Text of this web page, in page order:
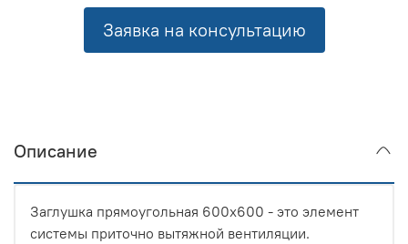
Заявка на консультацию
Описание
Заглушка прямоугольная 600x600 - это элемент
системы приточно вытяжной вентиляции.